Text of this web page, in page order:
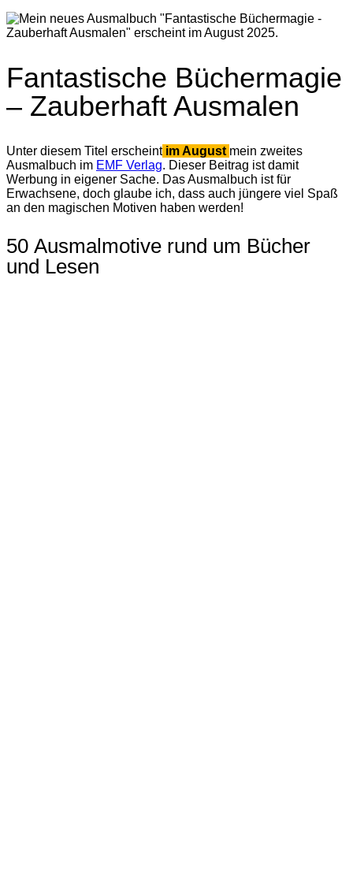
Fantastische Büchermagie
– Zauberhaft Ausmalen
Unter diesem Titel erscheint im August mein zweites
Ausmalbuch im EMF Verlag. Dieser Beitrag ist damit
Werbung in eigener Sache. Das Ausmalbuch ist für
Erwachsene, doch glaube ich, dass auch jüngere viel Spaß
an den magischen Motiven haben werden!
50 Ausmalmotive rund um Bücher
und Lesen